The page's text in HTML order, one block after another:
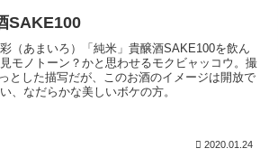
SAKE100
（あまいろ）「純米」貴醸酒SAKE100を飲ん
モノトーン？かと思わせるモクビャッコウ。撮
とした描写だが、このお酒のイメージは開放で
、なだらかな美しいボケの方。
2020.01.24